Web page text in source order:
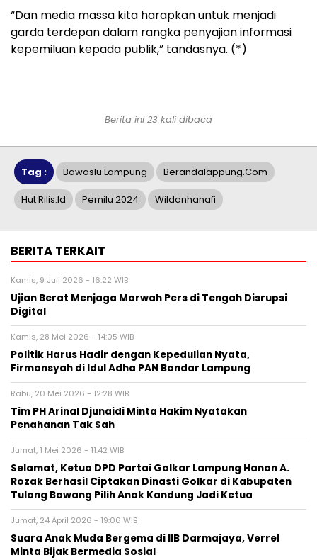
“Dan media massa kita harapkan untuk menjadi
garda terdepan dalam rangka penyajian informasi
kepemiluan kepada publik,” tandasnya. (*)
Berita ini 23 kali dibaca
Tag : Bawaslu Lampung Berandalappung.com
Hut Rilis.id Pemilu 2024 Wildanhanafi
BERITA TERKAIT
Kamis, 9 Juli 2026 - 16:22 WIB
Ujian Berat Menjaga Marwah Pers di Tengah Disrupsi
Digital
Kamis, 28 Mei 2026 - 14:05 WIB
Politik Harus Hadir dengan Kepedulian Nyata,
Firmansyah di Idul Adha PAN Bandar Lampung
Rabu, 20 Mei 2026 - 12:28 WIB
Tim PH Arinal Djunaidi Minta Hakim Nyatakan
Penahanan Tak Sah
Jumat, 1 Mei 2026 - 11:42 WIB
Selamat, Ketua DPD Partai Golkar Lampung Hanan A.
Rozak Berhasil Ciptakan Dinasti Golkar di Kabupaten
Tulang Bawang Pilih Anak Kandung Jadi Ketua
Jumat, 24 April 2026 - 19:06 WIB
Suara Anak Muda Bergema di IIB Darmajaya, Verrel
Minta Bijak Bermedia Sosial